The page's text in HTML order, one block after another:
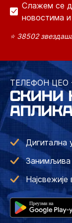
Слажем се
новостима
⭐ 38502
ТЕЛЕФОН ЦЕО
СКИНИ
Дигитална
Занимљива